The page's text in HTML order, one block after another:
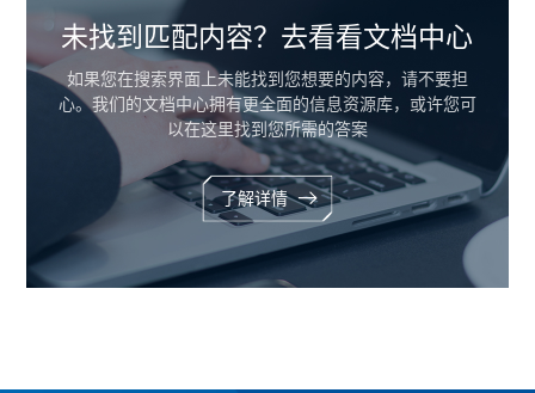
未找到匹配内容？去看看文档中心
如果您在搜索界面上未能找到您想要的内容，请不要担
心。我们的文档中心拥有更全面的信息资源库，或许您可
以在这里找到您所需的答案
了解详情